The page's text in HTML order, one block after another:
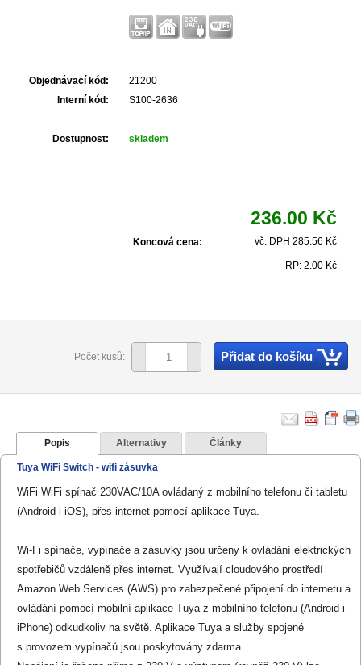
Objednávací kód:
21200
Interní kód:
S100-2636
Dostupnost: skladem
Koncová cena:
236.00 Kč
vč. DPH 285.56 Kč
RP: 2.00 Kč
Počet kusů: Přidat do košíku
Popis Alternativy Články
Tuya WiFi Switch - wifi zásuvka
WiFi WiFi spínač 230VAC/10A ovládaný z mobilního telefonu či tabletu
(Android i iOS), přes internet pomocí aplikace Tuya
Wi-Fi spínače, vypínače a zásuvky jsou určeny k ovládání elektrických
spotřebičů vzdáleně přes internet. Využívají cloudového prostředí
Amazon Web Services (AWS) pro zabezpečené připojení do internetu a
ovládání pomocí mobilní aplikace Tuya z mobilního telefonu (Android i
iPhone) odkudkoliv na světě. Aplikace Tuya a služby spojené
s provozem vypínačů jsou poskytovány zdarma.